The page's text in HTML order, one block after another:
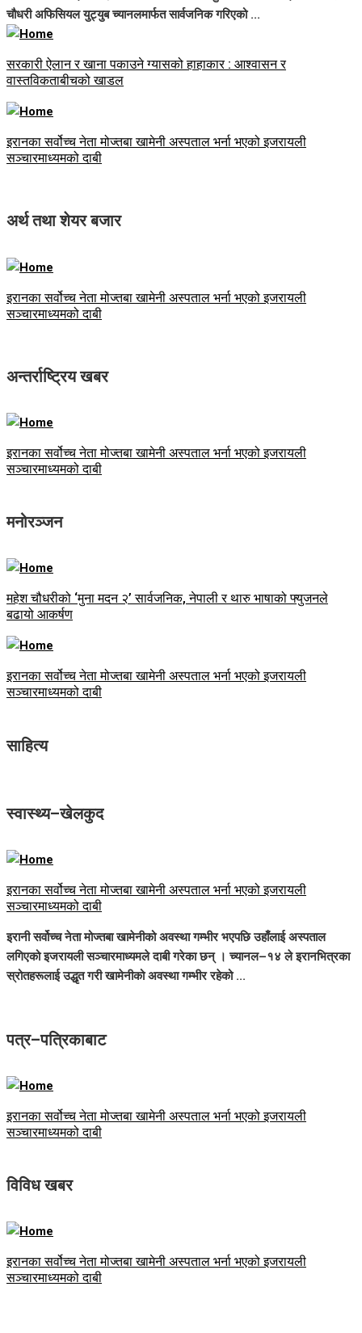
चौधरी अफिसियल युट्युब च्यानलमार्फत सार्वजनिक गरिएको ...
सरकारी ऐलान र खाना पकाउने ग्यासको हाहाकार : आश्वासन र
वास्तविकताबीचको खाडल
इरानका सर्वोच्च नेता मोज्तबा खामेनी अस्पताल भर्ना भएको इजरायली
सञ्चारमाध्यमको दाबी
अर्थ तथा शेयर बजार
इरानका सर्वोच्च नेता मोज्तबा खामेनी अस्पताल भर्ना भएको इजरायली
सञ्चारमाध्यमको दाबी
अन्तर्राष्ट्रिय खबर
इरानका सर्वोच्च नेता मोज्तबा खामेनी अस्पताल भर्ना भएको इजरायली
सञ्चारमाध्यमको दाबी
मनोरञ्जन
महेश चौधरीको ‘मुना मदन २’ सार्वजनिक, नेपाली र थारु भाषाको फ्युजनले
बढायो आकर्षण
इरानका सर्वोच्च नेता मोज्तबा खामेनी अस्पताल भर्ना भएको इजरायली
सञ्चारमाध्यमको दाबी
साहित्य
स्वास्थ्य–खेलकुद
इरानका सर्वोच्च नेता मोज्तबा खामेनी अस्पताल भर्ना भएको इजरायली
सञ्चारमाध्यमको दाबी
इरानी सर्वोच्च नेता मोज्तबा खामेनीको अवस्था गम्भीर भएपछि उहाँलाई अस्पताल
लगिएको इजरायली सञ्चारमाध्यमले दाबी गरेका छन् । च्यानल–१४ ले इरानभित्रका
स्रोतहरूलाई उद्धृत गरी खामेनीको अवस्था गम्भीर रहेको ...
पत्र–पत्रिकाबाट
इरानका सर्वोच्च नेता मोज्तबा खामेनी अस्पताल भर्ना भएको इजरायली
सञ्चारमाध्यमको दाबी
विविध खबर
इरानका सर्वोच्च नेता मोज्तबा खामेनी अस्पताल भर्ना भएको इजरायली
सञ्चारमाध्यमको दाबी